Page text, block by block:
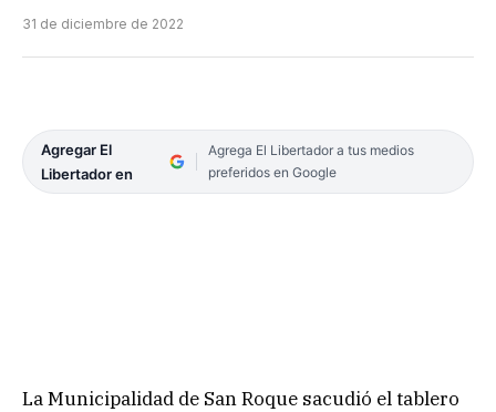
31 de diciembre de 2022
Agregar El
Libertador en
Agrega El Libertador a tus medios
preferidos en Google
La Municipalidad de San Roque sacudió el tablero